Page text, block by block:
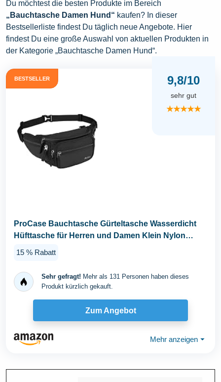
Du möchtest die besten Produkte im Bereich
„Bauchtasche Damen Hund“ kaufen? In dieser
Bestsellerliste findest Du täglich neue Angebote. Hier
findest Du eine große Auswahl von aktuellen Produkten in
der Kategorie „Bauchtasche Damen Hund“.
BESTSELLER 9,8/10
sehr gut
★★★★★
ProCase Bauchtasche Gürteltasche Wasserdicht
Hüfttasche für Herren und Damen Klein Nylon
15 % Rabatt
Sehr gefragt! Mehr als 131 Personen haben dieses
Produkt kürzlich gekauft.
Zum Angebot
Mehr anzeigen ⏷